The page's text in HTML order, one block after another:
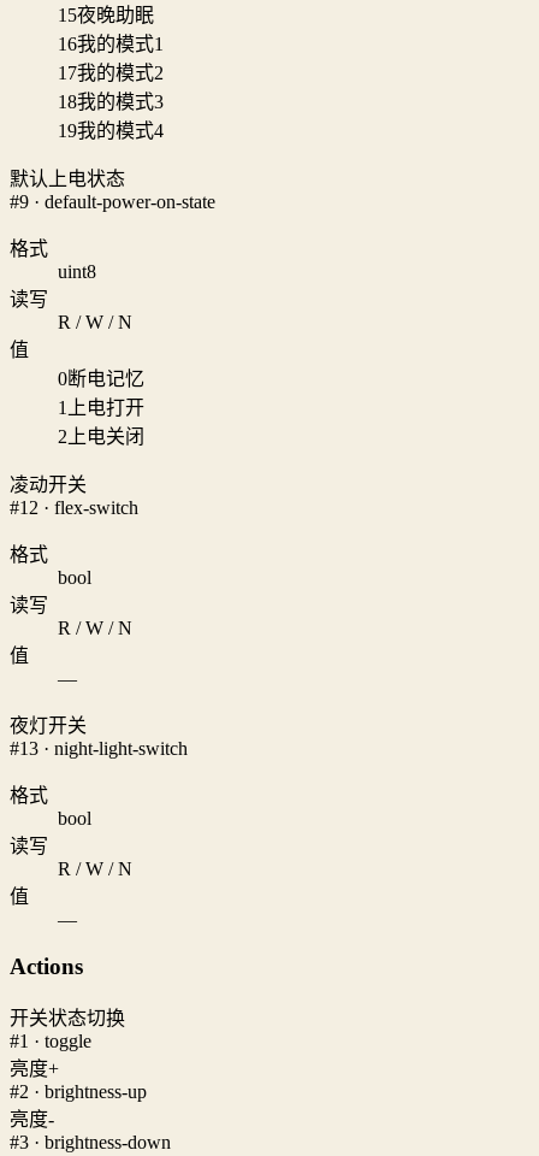
15夜晚助眠
16我的模式1
17我的模式2
18我的模式3
19我的模式4
默认上电状态
#9 · default-power-on-state
格式
uint8
读写
R / W / N
值
0断电记忆
1
上电打开
2 上电关闭
凌动开关
#12 · flex-switch
格式
bool
读写
R / W / N
值
—
夜灯开关
#13 · night-light-switch
格式
bool
读写
R / W / N
值
—
Actions
开关状态切换
#1 · toggle
亮度+
#2 · brightness-up
亮度-
#3 · brightness-down